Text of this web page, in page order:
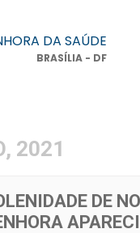
DA SAÚDE
BRASÍLIA - DF
2021
DE